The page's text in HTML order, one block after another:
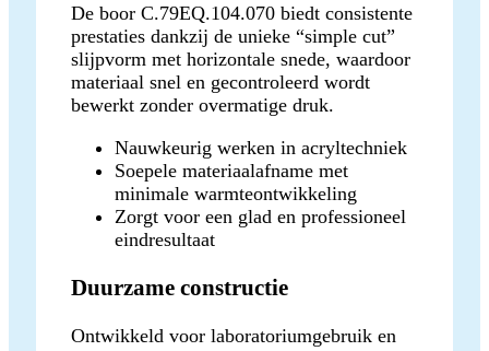
De boor C.79EQ.104.070 biedt consistente
prestaties dankzij de unieke “simple cut”
slijpvorm met horizontale snede, waardoor
materiaal snel en gecontroleerd wordt
bewerkt zonder overmatige druk.
Nauwkeurig werken in acryltechniek
Soepele materiaalafname met
minimale warmteontwikkeling
Zorgt voor een glad en professioneel
eindresultaat
Duurzame constructie
Ontwikkeld voor laboratoriumgebruik en